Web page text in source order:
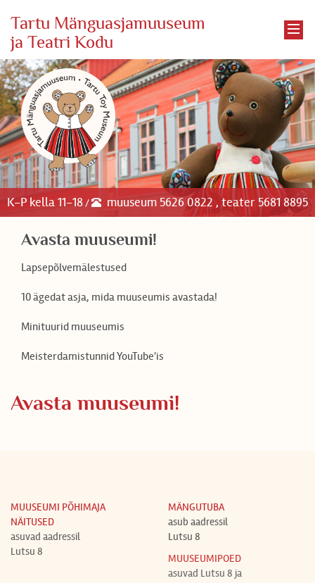
Tartu Mänguasjamuuseum
ja Teatri Kodu
K-P kella 11-18/ muuseum 5626 0822 , teater 5681 8895
Avasta muuseumi!
Lapsepõlvemälestused
10 ägedat asja, mida muuseumis avastada!
Minituurid muuseumis
Meisterdamistunnid YouTube'is
Avasta muuseumi!
MUUSEUMI PÕHIMAJA
NÄITUSED
asuvad aadressil
Lutsu 8
MÄNGUTUBA
asub aadressil
Lutsu 8
MUUSEUMIPOED
asuvad Lutsu 8 ja